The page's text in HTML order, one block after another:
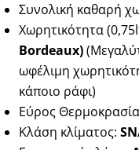
Συνολική καθαρή
Χωρητικότητα
Bordeaux)
ωφέλιμη
κάποιο ράφι)
Εύρος
Κλάση κλίματος: